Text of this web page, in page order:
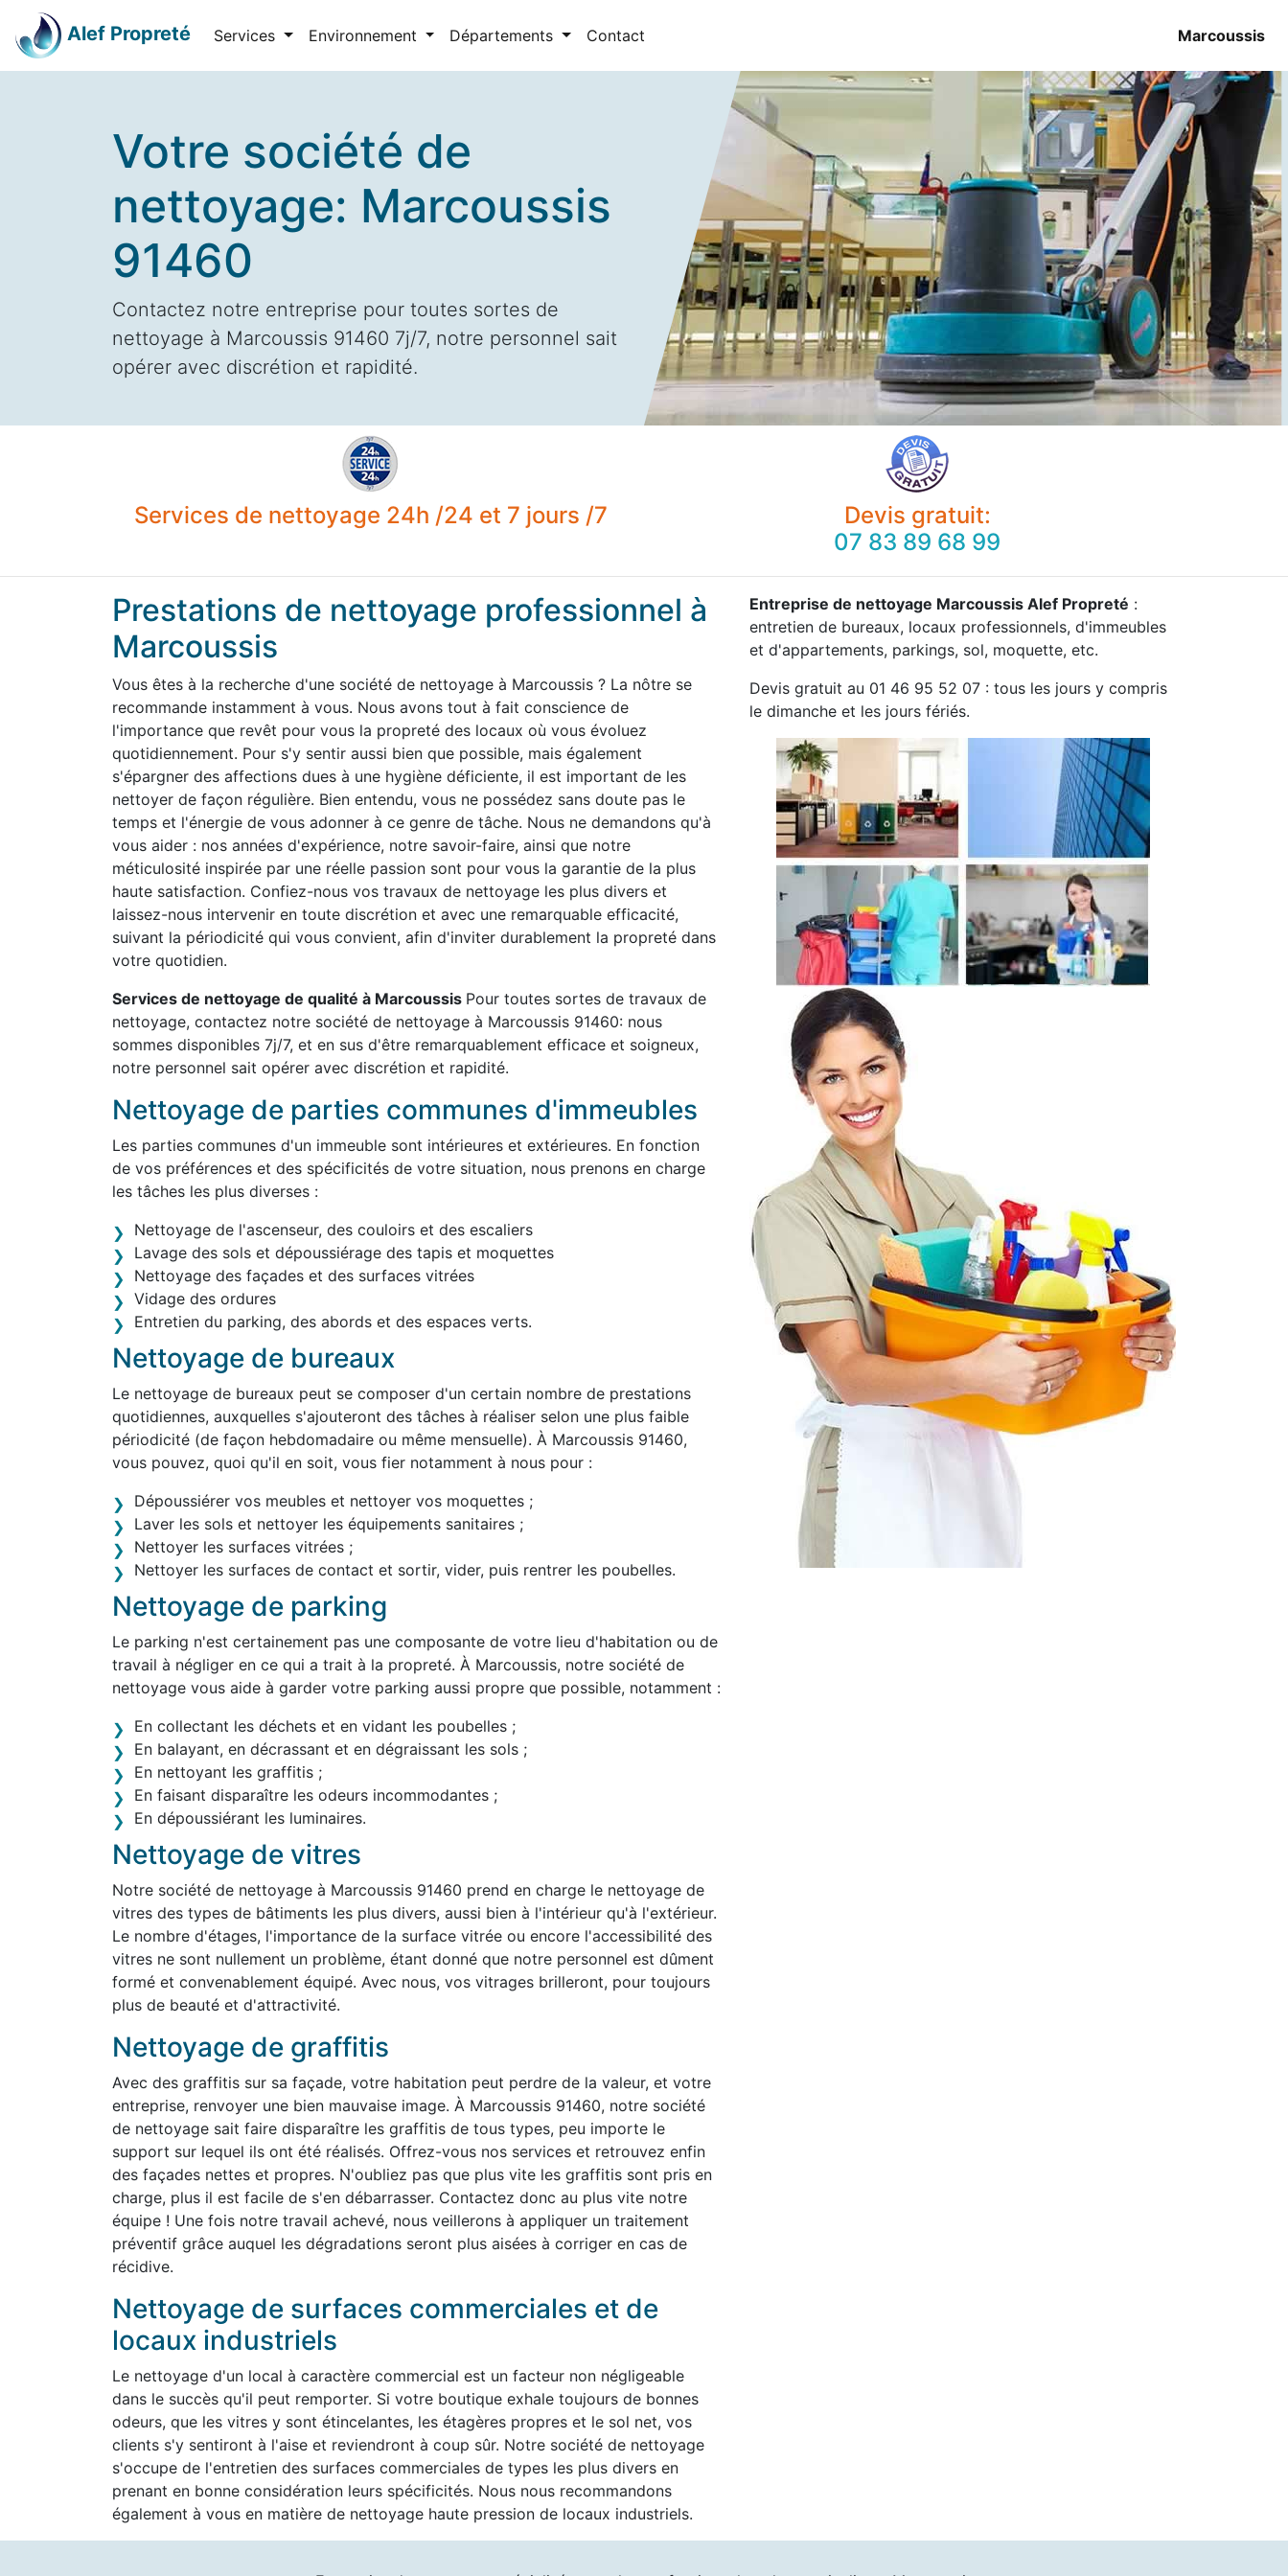
Alef Propreté Services Environnement Départements Contact Marcoussis
Votre société de
nettoyage: Marcoussis
91460
Contactez notre entreprise pour toutes sortes de
nettoyage à Marcoussis 91460 7j/7, notre personnel sait
opérer avec discrétion et rapidité.
Services de nettoyage 24h /24 et 7 jours /7
Devis gratuit:
07 83 89 68 99
Prestations de nettoyage professionnel à
Marcoussis
Vous êtes à la recherche d'une société de nettoyage à Marcoussis ? La nôtre se
recommande instamment à vous. Nous avons tout à fait conscience de
l'importance que revêt pour vous la propreté des locaux où vous évoluez
quotidiennement. Pour s'y sentir aussi bien que possible, mais également
s'épargner des affections dues à une hygiène déficiente, il est important de les
nettoyer de façon régulière. Bien entendu, vous ne possédez sans doute pas le
temps et l'énergie de vous adonner à ce genre de tâche. Nous ne demandons qu'à
vous aider : nos années d'expérience, notre savoir-faire, ainsi que notre
méticulosité inspirée par une réelle passion sont pour vous la garantie de la plus
haute satisfaction. Confiez-nous vos travaux de nettoyage les plus divers et
laissez-nous intervenir en toute discrétion et avec une remarquable efficacité,
suivant la périodicité qui vous convient, afin d'inviter durablement la propreté dans
votre quotidien.
Services de nettoyage de qualité à Marcoussis Pour toutes sortes de travaux de
nettoyage, contactez notre société de nettoyage à Marcoussis 91460: nous
sommes disponibles 7j/7, et en sus d'être remarquablement efficace et soigneux,
notre personnel sait opérer avec discrétion et rapidité.
Nettoyage de parties communes d'immeubles
Les parties communes d'un immeuble sont intérieures et extérieures. En fonction
de vos préférences et des spécificités de votre situation, nous prenons en charge
les tâches les plus diverses :
Nettoyage de l'ascenseur, des couloirs et des escaliers
Lavage des sols et dépoussiérage des tapis et moquettes
Nettoyage des façades et des surfaces vitrées
Vidage des ordures
Entretien du parking, des abords et des espaces verts.
Nettoyage de bureaux
Le nettoyage de bureaux peut se composer d'un certain nombre de prestations
quotidiennes, auxquelles s'ajouteront des tâches à réaliser selon une plus faible
périodicité (de façon hebdomadaire ou même mensuelle). À Marcoussis 91460,
vous pouvez, quoi qu'il en soit, vous fier notamment à nous pour :
Dépoussiérer vos meubles et nettoyer vos moquettes ;
Laver les sols et nettoyer les équipements sanitaires ;
Nettoyer les surfaces vitrées ;
Nettoyer les surfaces de contact et sortir, vider, puis rentrer les poubelles.
Nettoyage de parking
Le parking n'est certainement pas une composante de votre lieu d'habitation ou de
travail à négliger en ce qui a trait à la propreté. À Marcoussis, notre société de
nettoyage vous aide à garder votre parking aussi propre que possible, notamment :
En collectant les déchets et en vidant les poubelles ;
En balayant, en décrassant et en dégraissant les sols ;
En nettoyant les graffitis ;
En faisant disparaître les odeurs incommodantes ;
En dépoussiérant les luminaires.
Nettoyage de vitres
Notre société de nettoyage à Marcoussis 91460 prend en charge le nettoyage de
vitres des types de bâtiments les plus divers, aussi bien à l'intérieur qu'à l'extérieur.
Le nombre d'étages, l'importance de la surface vitrée ou encore l'accessibilité des
vitres ne sont nullement un problème, étant donné que notre personnel est dûment
formé et convenablement équipé. Avec nous, vos vitrages brilleront, pour toujours
plus de beauté et d'attractivité.
Nettoyage de graffitis
Avec des graffitis sur sa façade, votre habitation peut perdre de la valeur, et votre
entreprise, renvoyer une bien mauvaise image. À Marcoussis 91460, notre société
de nettoyage sait faire disparaître les graffitis de tous types, peu importe le
support sur lequel ils ont été réalisés. Offrez-vous nos services et retrouvez enfin
des façades nettes et propres. N'oubliez pas que plus vite les graffitis sont pris en
charge, plus il est facile de s'en débarrasser. Contactez donc au plus vite notre
équipe ! Une fois notre travail achevé, nous veillerons à appliquer un traitement
préventif grâce auquel les dégradations seront plus aisées à corriger en cas de
récidive.
Nettoyage de surfaces commerciales et de
locaux industriels
Le nettoyage d'un local à caractère commercial est un facteur non négligeable
dans le succès qu'il peut remporter. Si votre boutique exhale toujours de bonnes
odeurs, que les vitres y sont étincelantes, les étagères propres et le sol net, vos
clients s'y sentiront à l'aise et reviendront à coup sûr. Notre société de nettoyage
s'occupe de l'entretien des surfaces commerciales de types les plus divers en
prenant en bonne considération leurs spécificités. Nous nous recommandons
également à vous en matière de nettoyage haute pression de locaux industriels.
Entreprise de nettoyage Marcoussis Alef Propreté :
entretien de bureaux, locaux professionnels, d'immeubles
et d'appartements, parkings, sol, moquette, etc.
Devis gratuit au 01 46 95 52 07 : tous les jours y compris
le dimanche et les jours fériés.